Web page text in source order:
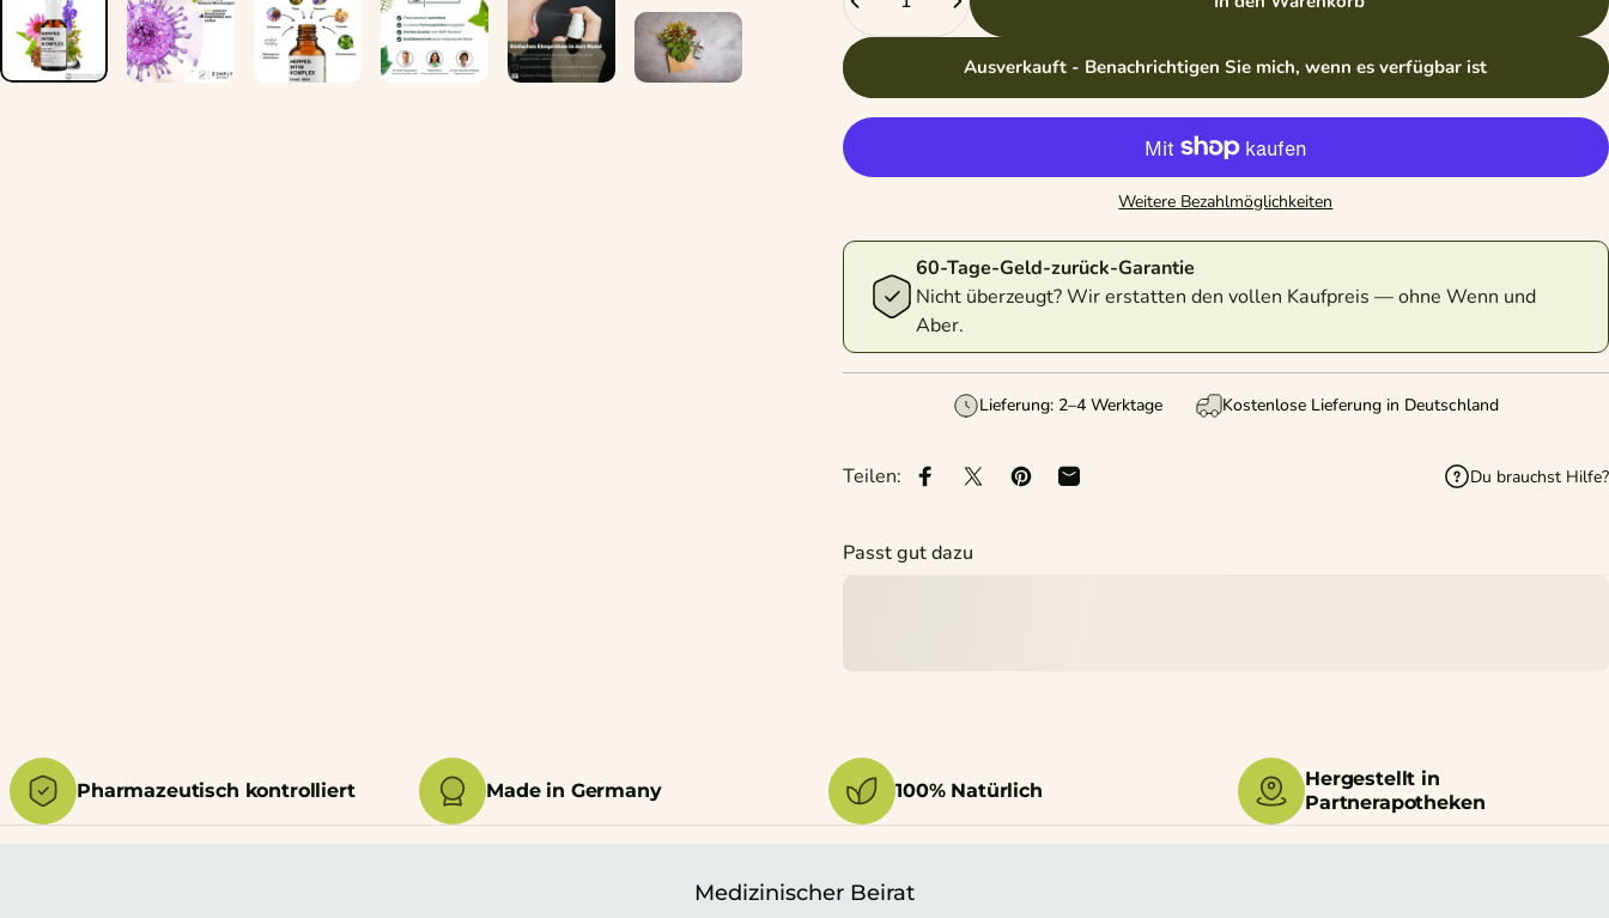
Ausverkauft - Benachrichtigen Sie mich, wenn es verfügbar ist
Weitere Bezahlmöglichkeiten
60-Tage-Geld-zurück-Garantie
Nicht überzeugt? Wir erstatten den vollen Kaufpreis — ohne Wenn und
Aber.
Lieferung: 2–4 Werktage Kostenlose Lieferung in Deutschland
Teilen: Auf Facebook teilen
Auf X teilen
Auf Pinterest pinnen
Per E-Mail teilen Du brauchst Hilfe?
Passt gut dazu
Pharmazeutisch kontrolliert Made in Germany 100% Natürlich
Hergestellt in
Partnerapotheken
Medizinischer Beirat